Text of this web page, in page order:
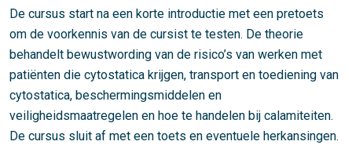
De cursus start na een korte introductie met een pretoets
om de voorkennis van de cursist te testen. De theorie
behandelt bewustwording van de risico’s van werken met
patiënten die cytostatica krijgen, transport en toediening van
cytostatica, beschermingsmiddelen en
veiligheidsmaatregelen en hoe te handelen bij calamiteiten.
De cursus sluit af met een toets en eventuele herkansingen.